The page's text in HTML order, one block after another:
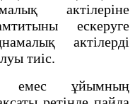
актілеріне
ескеруге
актілерді
тиіс.
емес ұйымның